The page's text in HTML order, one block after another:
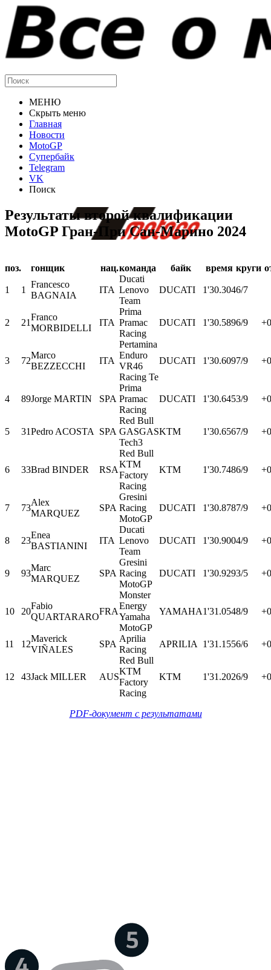
МЕНЮ
Скрыть меню
Главная
Новости
MotoGP
Супербайк
Telegram
VK
Поиск
Результаты второй квалификации
MotoGP Гран-При Сан-Марино 2024
поз. гонщик нац.команда байк время круги
1 1
Francesco
BAGNAIA
ITA
Ducati
Lenovo
Team
DUCATI 1'30.3046/7
2 21
Franco
MORBIDELLI
ITA
Prima
Pramac
Racing
DUCATI 1'30.5896/9
3 72
Marco
BEZZECCHI
ITA
Pertamina
Enduro
VR46
Racing Te
DUCATI 1'30.6097/9
4 89Jorge MARTIN SPA
Prima
Pramac
Racing
DUCATI 1'30.6453/9
5 31Pedro ACOSTA SPA
Red Bull
GASGAS
Tech3
KTM 1'30.6567/9
6 33Brad BINDER RSA
Red Bull
KTM
Factory
Racing
KTM 1'30.7486/9
7 73
Alex
MARQUEZ
SPA
Gresini
Racing
MotoGP
DUCATI 1'30.8787/9
8 23
Enea
BASTIANINI
ITA
Ducati
Lenovo
Team
DUCATI 1'30.9004/9
9 93
Marc
MARQUEZ
SPA
Gresini
Racing
MotoGP
DUCATI 1'30.9293/5
10 20
Fabio
QUARTARARO
FRA
Monster
Energy
Yamaha
MotoGP
YAMAHA1'31.0548/9
11 12
Maverick
VIÑALES
SPA
Aprilia
Racing
APRILIA 1'31.1556/6
12 43Jack MILLER AUS
Red Bull
KTM
Factory
Racing
KTM 1'31.2026/9
PDF-документ с результатами